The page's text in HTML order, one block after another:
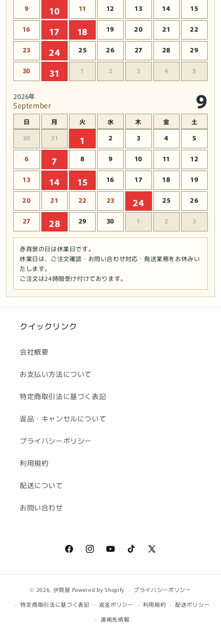
9 10 11 12 13 14 15
16 17 18 19 20 21 22
23 24 25 26 27 28 29
30 31 1 2 3 4 5
2026年
September 9
日 月 火 水 木 金 土
30 31 1 2 3 4 5
6 7 8 9 10 11 12
13 14 15 16 17 18 19
20 21 22 23 24 25 26
27 28 29 30 1 2 3
赤背景の日は休業日です。
休業日は、ご注文確認・お問い合わせ対応・発送業務をお休みい
たします。
ご注文は24時間受け付けております。
クイックリンク
会社概要
お支払い方法について
特定商取引法に基づく表記
返品・キャンセルについて
プライバシーポリシー
利用規約
配送について
お問い合わせ
FacebookInstagramYouTubeTikTok
X
© 2026, 伊賀屋 Powered by Shopify
プライバシーポリシー
特定商取引法に基づく表記
返金ポリシー 利用規約
配送ポリシー
連絡先情報